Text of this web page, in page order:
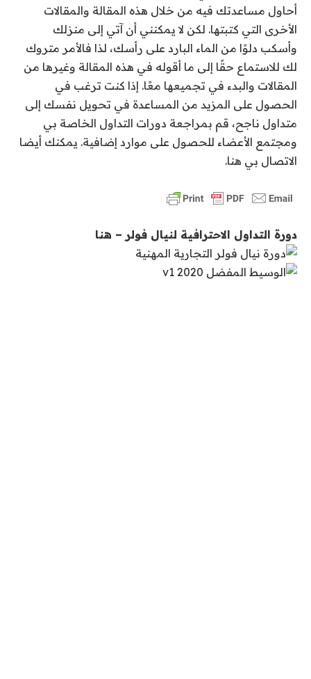
أحاول مساعدتك فيه من خلال هذه المقالة والمقالات
الأخرى التي كتبتها. لكن لا يمكنني أن آتي إلى منزلك
وأسكب دلوًا من الماء البارد على رأسك، لذا فالأمر متروك
لك للاستماع حقًا إلى ما أقوله في هذه المقالة وغيرها من
المقالات والبدء في تجميعها معًا. إذا كنت ترغب في
الحصول على المزيد من المساعدة في تحويل نفسك إلى
متداول ناجح، قم بمراجعة دورات التداول الخاصة بي
ومجتمع الأعضاء للحصول على موارد إضافية. يمكنك أيضا
الاتصال بي هنا.
دورة التداول الاحترافية لنيال فولر – هنا